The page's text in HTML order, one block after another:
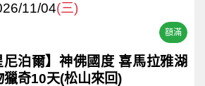
額滿
11/04(三)
泊爾】神佛國度 喜馬拉雅湖
獵奇10天(松山來回)